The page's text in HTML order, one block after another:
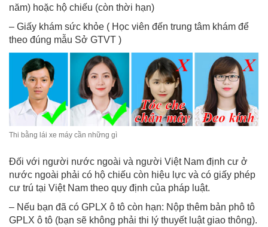
năm) hoặc hộ chiếu (còn thời hạn)
– Giấy khám sức khỏe ( Học viên đến trung tâm khám để
theo đúng mẫu Sở GTVT )
Thi bằng lái xe máy cần những gì
Đối với người nước ngoài và người Việt Nam định cư ở
nước ngoài phải có hộ chiếu còn hiệu lực và có giấy phép
cư trú tại Việt Nam theo quy định của pháp luật.
– Nếu bạn đã có GPLX ô tô còn hạn: Nộp thêm bản phô tô
GPLX ô tô (bạn sẽ không phải thi lý thuyết luật giao thông).